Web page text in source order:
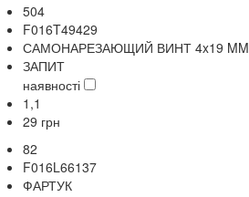
504
F016T49429
САМОНАРЕЗАЮЩИЙ ВИНТ 4x19 MM
ЗАПИТ
наявності
1,1
29 грн
82
F016L66137
ФАРТУК